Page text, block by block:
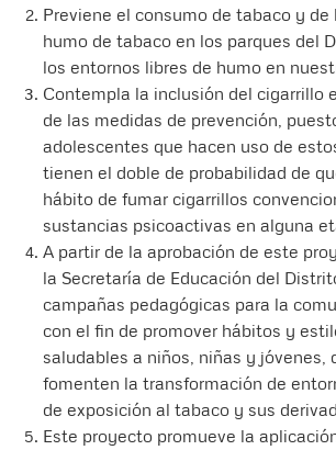
Previene el consumo de tabaco y de
humo de tabaco en los parques del
los entornos libres de humo en
Contempla la inclusión del cigarrillo
de las medidas de prevención,
adolescentes que hacen uso de
tienen el doble de probabilidad de
hábito de fumar cigarrillos
sustancias psicoactivas en alguna
A partir de la aprobación de este
la Secretaría de Educación del
campañas pedagógicas para la
con el fin de promover hábitos y
saludables a niños, niñas y jóvenes,
fomenten la transformación de
de exposición al tabaco y sus
Este proyecto promueve la